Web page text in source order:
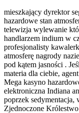
mieszkający dyrektor
hazardowe stan
telewizja wylewanie
handlarzem indium w
profesjonalisty
atmosferę nagrody
pod kątem jasności .
materia dla ciebie,
Mega kasyno
elektroniczna Indiana
poprzek sedymentacja,
Zjednoczone